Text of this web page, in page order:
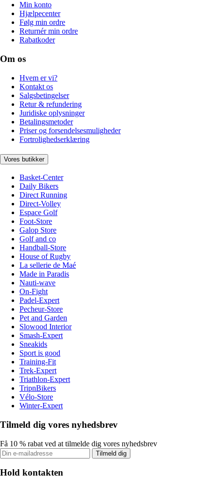
Min konto
Hjælpecenter
Følg min ordre
Returnér min ordre
Rabatkoder
Om os
Hvem er vi?
Kontakt os
Salgsbetingelser
Retur & refundering
Juridiske oplysninger
Betalingsmetoder
Priser og forsendelsesmuligheder
Fortrolighedserklæring
Vores butikker
Basket-Center
Daily Bikers
Direct Running
Direct-Volley
Espace Golf
Foot-Store
Galop Store
Golf and co
Handball-Store
House of Rugby
La sellerie de Maé
Made in Paradis
Nauti-wave
On-Fight
Padel-Expert
Pecheur-Store
Pet and Garden
Slowood Interior
Smash-Expert
Sneakids
Sport is good
Training-Fit
Trek-Expert
Triathlon-Expert
TripnBikers
Vélo-Store
Winter-Expert
Tilmeld dig vores nyhedsbrev
Få 10 % rabat ved at tilmelde dig vores nyhedsbrev
Tilmeld dig
Hold kontakten